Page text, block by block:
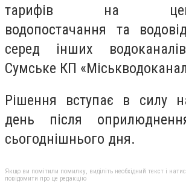
тарифів на
водопостачання та
серед інших
Сумське КП
Рішення вступає в силу
день після
сьогоднішнього дня.
Якщо ви помітили помилку, виділіть необхідний текст і
повідомити про це редакцію